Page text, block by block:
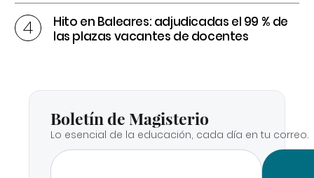
Hito en Baleares: adjudicadas el 99 % de
las plazas vacantes de docentes
Boletín de Magisterio
Lo esencial de la educación, cada día en tu correo.